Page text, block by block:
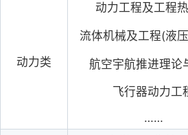
动力类
动力工程及工程
流体机械及工程(液
航空宇航推进理论
飞行器动力工
……